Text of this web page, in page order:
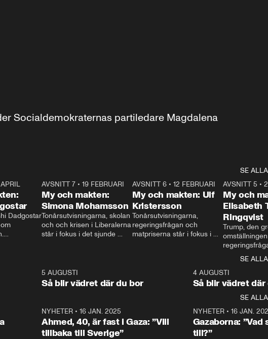
Socialdemokraternas partiledare Magdalena
SE ALLA
Dadgostar
Ska vi
vi förstås
24:30
AVSNITT 7• 19 FEBRUARI
My och makten:
Simona Mohamsson
Tonårsutvisningarna, skolan
och och krisen i Liberalerna
står i fokus i det sjunde
kommentator My
Rohwedder ställer
utbildnings- och
Mohamsson till svars.
27:30
AVSNITT 6 •12 FEBRUARI
My och makten: Ulf
Kristersson
Tonårsutvisningarna,
regeringsfrågan och
matpriserna står i fokus i
Rohwedder ställer
statsminister Ulf Kristersson
AVSNITT 5 •
My och
Elisabeth
Ringqvist
Trump, den
centrum i
avsnittet av
Makten”. Se
Aftonbladets
Rohwedder
Thand Ring
SE ALLA
5 AUGUSTI
Så blir vädret där du bor
4 AUGUSTI
Så blir vädret där
SE ALLA
NYHETER• 16 JAN. 2025
Ahmed, 40, är fast i Gaza: ”Vill
tillbaka till Sverige”
NYHETER• 16 JAN.
Gazaborna:
till?”